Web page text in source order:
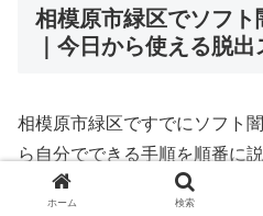
相模原市緑区でソフ
｜今日から使える脱
相模原市緑区ですでにソフト
ら自分でできる手順を順番に説
ホーム 検索